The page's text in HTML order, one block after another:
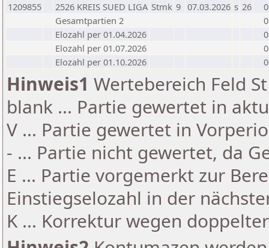
1209855
2526 KREIS SUED LIGA Stmk 9 07.03.2026 s 26
0
Gesamtpartien 2
0
Elozahl per 01.04.2026
0
Elozahl per 01.07.2026
0
Elozahl per 01.10.2026
0
Hinweis1 Wertebereich Feld
blank ... Partie gewertet in
V ... Partie gewertet in
- ... Partie nicht gewertet, da
E ... Partie vorgemerkt zur
Einstiegselozahl in der
K ... Korrektur wegen